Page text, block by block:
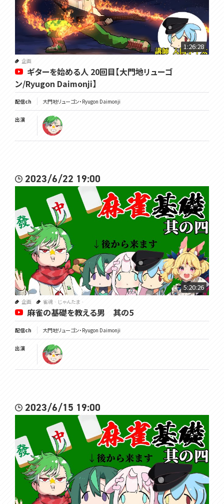
1:26:28
企画
ギターを始める人 20回目【大門地リューゴ
ン/Ryugon Daimonji】
配信ch 大門地リューゴン・Ryugon Daimonji
出演
2023/6/22 19:00
5:20:26
企画 雀魂‐じゃんたま‐
麻雀の基礎を教える男 其の5
配信ch 大門地リューゴン・Ryugon Daimonji
出演
2023/6/15 19:00